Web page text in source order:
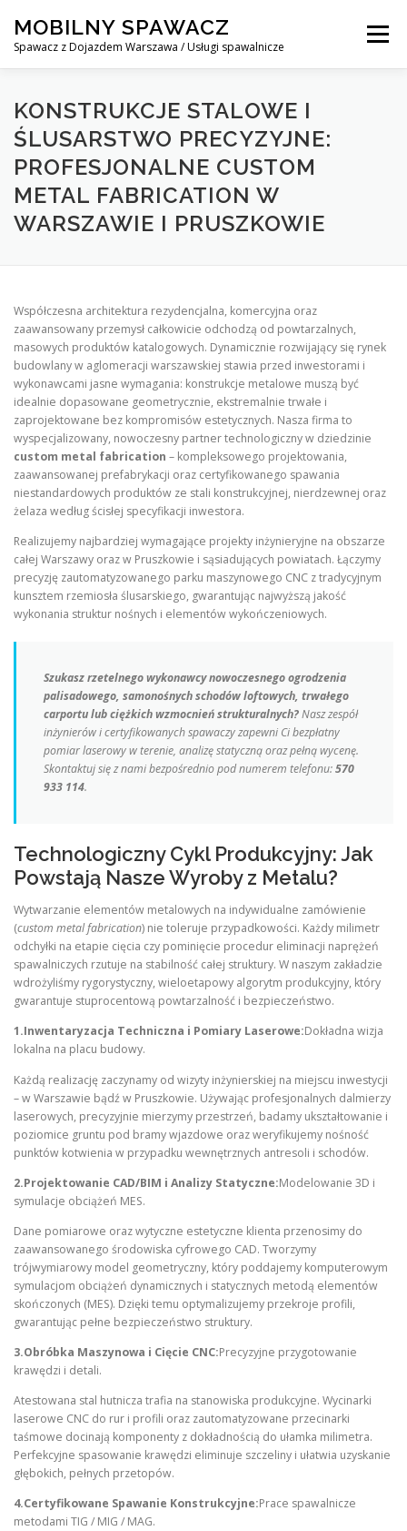
content
MOBILNY SPAWACZ
Spawacz z Dojazdem Warszawa / Usługi spawalnicze
Menu
MOBILNY SPAWACZ WARSZAWA BLOG
KONTAKT
KONSTRUKCJE STALOWE I
ŚLUSARSTWO PRECYZYJNE:
PROFESJONALNE CUSTOM
METAL FABRICATION W
WARSZAWIE I PRUSZKOWIE
Współczesna architektura rezydencjalna, komercyjna oraz
zaawansowany przemysł całkowicie odchodzą od powtarzalnych,
masowych produktów katalogowych. Dynamicznie rozwijający się rynek
budowlany w aglomeracji warszawskiej stawia przed inwestorami i
wykonawcami jasne wymagania: konstrukcje metalowe muszą być
idealnie dopasowane geometrycznie, ekstremalnie trwałe i
zaprojektowane bez kompromisów estetycznych. Nasza firma to
wyspecjalizowany, nowoczesny partner technologiczny w dziedzinie
custom metal fabrication – kompleksowego projektowania,
zaawansowanej prefabrykacji oraz certyfikowanego spawania
niestandardowych produktów ze stali konstrukcyjnej, nierdzewnej oraz
żelaza według ścisłej specyfikacji inwestora.
Realizujemy najbardziej wymagające projekty inżynieryjne na obszarze
całej Warszawy oraz w Pruszkowie i sąsiadujących powiatach. Łączymy
precyzję zautomatyzowanego parku maszynowego CNC z tradycyjnym
kunsztem rzemiosła ślusarskiego, gwarantując najwyższą jakość
wykonania struktur nośnych i elementów wykończeniowych.
Szukasz rzetelnego wykonawcy nowoczesnego ogrodzenia
palisadowego, samonośnych schodów loftowych, trwałego
carportu lub ciężkich wzmocnień strukturalnych?Nasz zespół
inżynierów i certyfikowanych spawaczy zapewni Ci bezpłatny
pomiar laserowy w terenie, analizę statyczną oraz pełną wycenę.
Skontaktuj się z nami bezpośrednio pod numerem telefonu:570
933 114.
Technologiczny Cykl Produkcyjny: Jak
Powstają Nasze Wyroby z Metalu?
Wytwarzanie elementów metalowych na indywidualne zamówienie
(custom metal fabrication) nie toleruje przypadkowości. Każdy milimetr
odchyłki na etapie cięcia czy pominięcie procedur eliminacji naprężeń
spawalniczych rzutuje na stabilność całej struktury. W naszym zakładzie
wdrożyliśmy rygorystyczny, wieloetapowy algorytm produkcyjny, który
gwarantuje stuprocentową powtarzalność i bezpieczeństwo.
1.Inwentaryzacja Techniczna i Pomiary Laserowe:Dokładna wizja
lokalna na placu budowy.
Każdą realizację zaczynamy od wizyty inżynierskiej na miejscu inwestycji
– w Warszawie bądź w Pruszkowie. Używając profesjonalnych dalmierzy
laserowych, precyzyjnie mierzymy przestrzeń, badamy ukształtowanie i
poziomice gruntu pod bramy wjazdowe oraz weryfikujemy nośność
punktów kotwienia w przypadku wewnętrznych antresoli i schodów.
2.Projektowanie CAD/BIM i Analizy Statyczne:Modelowanie 3D i
symulacje obciążeń MES.
Dane pomiarowe oraz wytyczne estetyczne klienta przenosimy do
zaawansowanego środowiska cyfrowego CAD. Tworzymy
trójwymiarowy model geometryczny, który poddajemy komputerowym
symulacjom obciążeń dynamicznych i statycznych metodą elementów
skończonych (MES). Dzięki temu optymalizujemy przekroje profili,
gwarantując pełne bezpieczeństwo struktury.
3.Obróbka Maszynowa i Cięcie CNC:Precyzyjne przygotowanie
krawędzi i detali.
Atestowana stal hutnicza trafia na stanowiska produkcyjne. Wycinarki
laserowe CNC do rur i profili oraz zautomatyzowane przecinarki
taśmowe docinają komponenty z dokładnością do ułamka milimetra.
Perfekcyjne spasowanie krawędzi eliminuje szczeliny i ułatwia uzyskanie
głębokich, pełnych przetopów.
4.Certyfikowane Spawanie Konstrukcyjne:Prace spawalnicze
metodami TIG / MIG / MAG.